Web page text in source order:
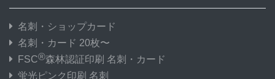
名刺・ショップカード
名刺・カード 20枚〜
FSC®森林認証印刷 名刺・カード
蛍光ピンク印刷 名刺